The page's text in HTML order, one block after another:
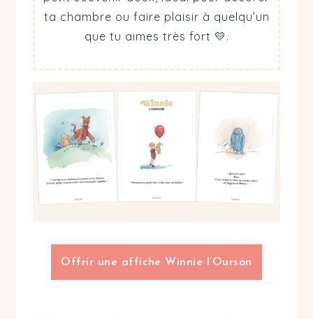
C – La personne qui prend soin de tous
D – Le stratège, toujours deux coups
Une journée parfaite, c’est…
A – Rire et bondir dans tous les sens
C – Être entouré de douceur et de proches
D – Passer du temps avec une personne de
Quelle phrase te ressemble le plus ?
A – “J’ai un peu peur, mais je viens quand
B – “Si tout le monde va bien, je vais bien.”
C – “Pas de panique, j’ai tout prévu.”
Tableau de correspondance des
ta chambre ou faire plaisir à quelqu’un
que tu aimes très fort 💛.
Offrir une affiche Winnie l’Ourson